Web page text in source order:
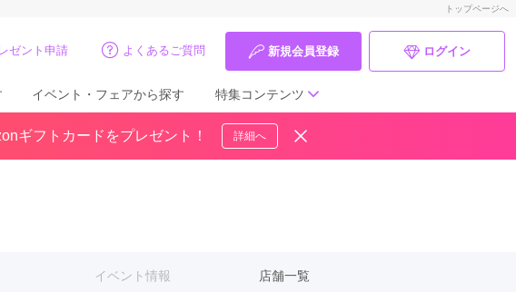
トップページへ
ゼント申請 よくあるご質問 新規会員登録 ログイン
イベント・フェアから探す 特集コンテンツ
成人式レポート
ギフトカードをプレゼント！ 詳細へ
イベント情報 店舗一覧